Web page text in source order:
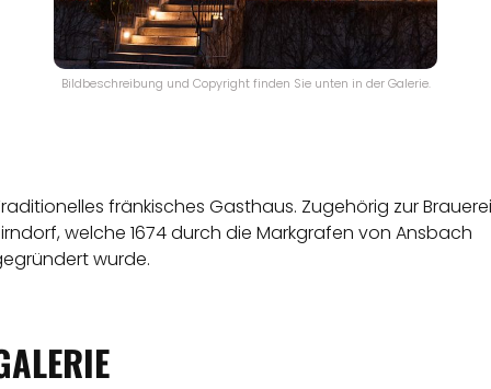
Bildbeschreibung und Copyright finden Sie unten in der Galerie.
fränkisches Gasthaus. Zugehörig zur Brauerei
welche 1674 durch die Markgrafen von Ansbach
wurde.